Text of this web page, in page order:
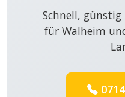
Schnell,
für Walheim